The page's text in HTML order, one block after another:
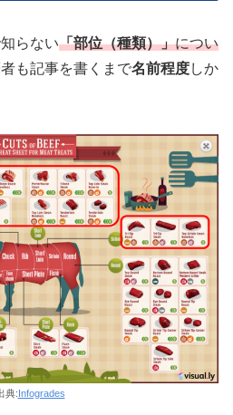
らない「部位（種類）」につい
も記事を書くまで名前程度しか
典:Infogrades